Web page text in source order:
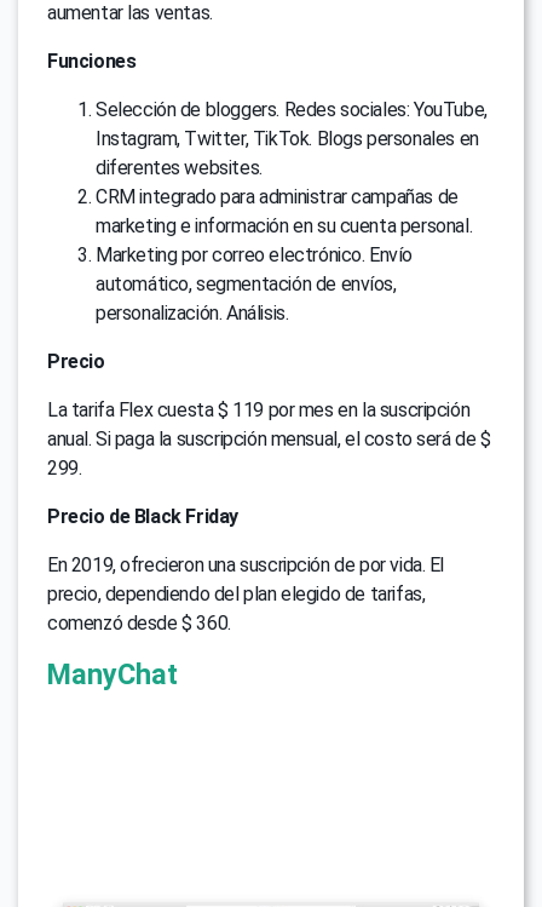
aumentar las ventas.
Funciones
Selección de bloggers. Redes sociales: YouTube,
Instagram, Twitter, TikTok. Blogs personales en
diferentes websites.
CRM integrado para administrar campañas de
marketing e información en su cuenta personal.
Marketing por correo electrónico. Envío
automático, segmentación de envíos,
personalización. Análisis.
Precio
La tarifa Flex cuesta $ 119 por mes en la suscripción
anual. Si paga la suscripción mensual, el costo será de $
299.
Precio de Black Friday
En 2019, ofrecieron una suscripción de por vida. El
precio, dependiendo del plan elegido de tarifas,
comenzó desde $ 360.
ManyChat